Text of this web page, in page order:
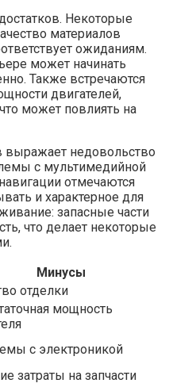
Некоторые
материалов
ожиданиям.
может начинать
Также встречаются
двигателей,
может повлиять на
выражает недовольство
с мультимедийной
отмечаются
и характерное для
запасные части
что делает некоторые
Минусы
отделки
мощность
с электроникой
затраты на запчасти